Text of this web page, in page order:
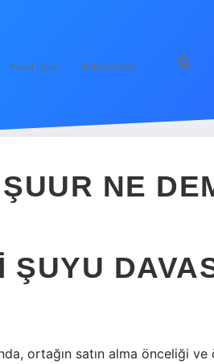
Yasal Uyarı Hakkımızda
NE
ŞUYU
ortağın satın alma önceliği ve